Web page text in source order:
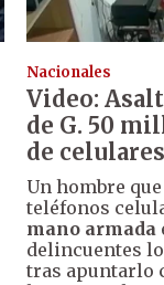
Nacionales
Video:
de G. 50
de
Un hombre
teléfonos
mano armada
delincuentes
tras apuntarlo